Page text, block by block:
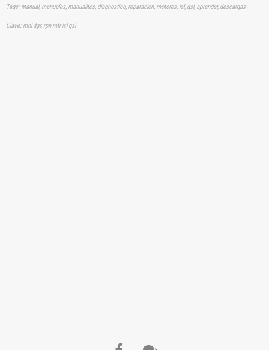
Tags: manual, manuales, manualitos, diagnostico, reparacion, motores, isl, qsl, aprender, descargas
Clave: mnl dgs rpn mtr isl qsl